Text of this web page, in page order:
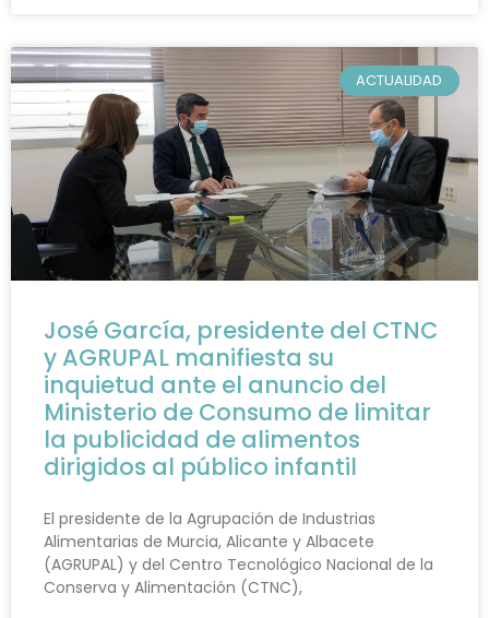
ACTUALIDAD
José García, presidente del CTNC
y AGRUPAL manifiesta su
inquietud ante el anuncio del
Ministerio de Consumo de limitar
la publicidad de alimentos
dirigidos al público infantil
El presidente de la Agrupación de Industrias
Alimentarias de Murcia, Alicante y Albacete
(AGRUPAL) y del Centro Tecnológico Nacional de la
Conserva y Alimentación (CTNC),